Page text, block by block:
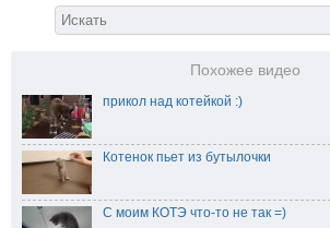
Похожее видео
прикол над котейкой :)
Котенок пьет из бутылочки
С моим КОТЭ что-то не так =)